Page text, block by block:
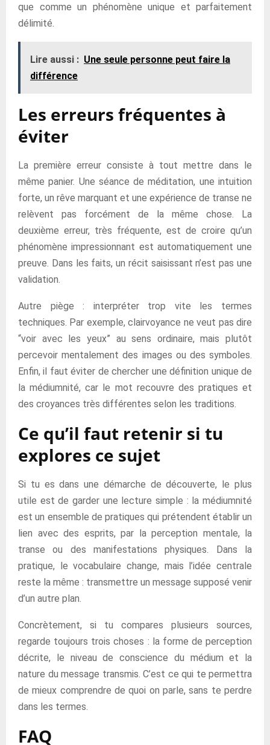
que comme un phénomène unique et parfaitement
délimité.
Lire aussi : Une seule personne peut faire la
différence
Les erreurs fréquentes à
éviter
La première erreur consiste à tout mettre dans le
même panier. Une séance de méditation, une intuition
forte, un rêve marquant et une expérience de transe ne
relèvent pas forcément de la même chose. La
deuxième erreur, très fréquente, est de croire qu’un
phénomène impressionnant est automatiquement une
preuve. Dans les faits, un récit saisissant n’est pas une
validation.
Autre piège : interpréter trop vite les termes
techniques. Par exemple, clairvoyance ne veut pas dire
“voir avec les yeux” au sens ordinaire, mais plutôt
percevoir mentalement des images ou des symboles.
Enfin, il faut éviter de chercher une définition unique de
la médiumnité, car le mot recouvre des pratiques et
des croyances très différentes selon les traditions.
Ce qu’il faut retenir si tu
explores ce sujet
Si tu es dans une démarche de découverte, le plus
utile est de garder une lecture simple : la médiumnité
est un ensemble de pratiques qui prétendent établir un
lien avec des esprits, par la perception mentale, la
transe ou des manifestations physiques. Dans la
pratique, le vocabulaire change, mais l’idée centrale
reste la même : transmettre un message supposé venir
d’un autre plan.
Concrètement, si tu compares plusieurs sources,
regarde toujours trois choses : la forme de perception
décrite, le niveau de conscience du médium et la
nature du message transmis. C’est ce qui te permettra
de mieux comprendre de quoi on parle, sans te perdre
dans les termes.
FAQ